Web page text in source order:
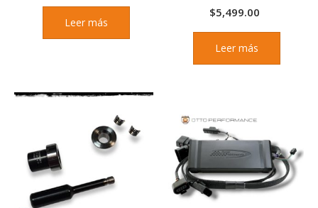
Leer más
$5,499.00
Leer más